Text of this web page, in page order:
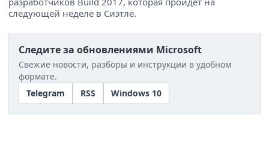
следующей неделе в Сиэтле.
Следите за обновлениями Microsoft
Свежие новости, разборы и инструкции в удобном
формате.
Telegram
RSS Windows 10